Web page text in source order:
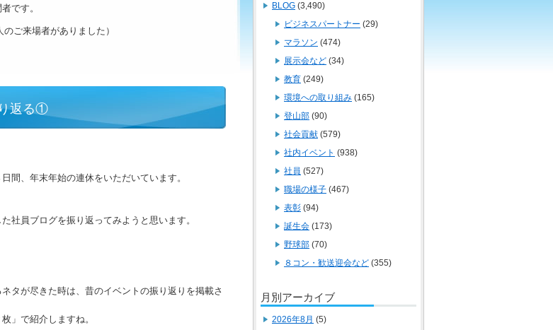
です。
のご来場者がありました）
返る①
間、年末年始の連休をいただいています。
社員ブログを振り返ってみようと思います。
タが尽きた時は、昔のイベントの振り返りを掲載さ
」で紹介しますね。
BLOG (3,490)
ビジネスパートナー (29)
マラソン (474)
展示会など (34)
教育 (249)
環境への取り組み (165)
登山部 (90)
社会貢献 (579)
社内イベント (938)
社員 (527)
職場の様子 (467)
表彰 (94)
誕生会 (173)
野球部 (70)
８コン・歓送迎会など (355)
月別アーカイブ
2026年8月 (5)